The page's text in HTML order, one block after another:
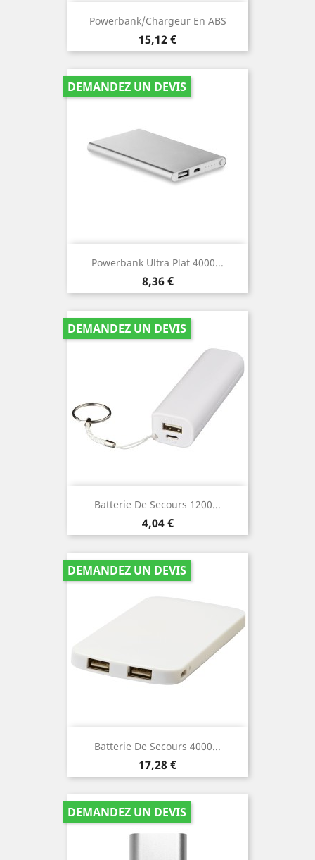
Powerbank/chargeur En ABS
Prix
15,12 €
Powerbank Ultra Plat 4000...
Prix
8,36 €
DEMANDEZ UN DEVIS
Batterie De Secours 1200...
Prix
4,04 €
DEMANDEZ UN DEVIS
Batterie De Secours 4000...
Prix
17,28 €
DEMANDEZ UN DEVIS
DEMANDEZ UN DEVIS